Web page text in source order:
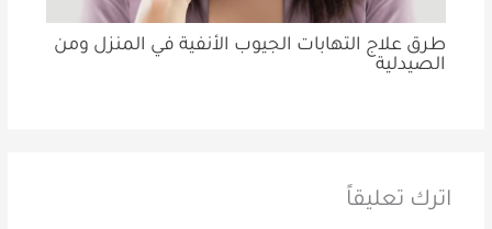
طرق علاج التهابات الجيوب الأنفية في المنزل ومن
الصيدلية
اترك تعليقاً